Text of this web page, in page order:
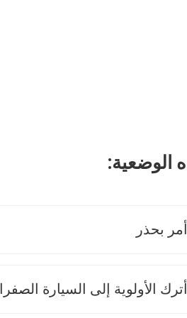
الوضعية:
أمر بحذر
أترك الأولوية إلى السيارة